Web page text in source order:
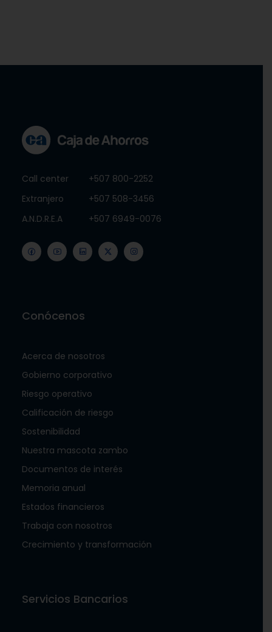
Call center
+507 800-2252
Extranjero
+507 508-3456
A.N.D.R.E.A
+507 6949-0076
Conócenos
Acerca de nosotros
Gobierno corporativo
Riesgo operativo
Calificación de riesgo
Sostenibilidad
Nuestra mascota zambo
Documentos de interés
Memoria anual
Estados financieros
Trabaja con nosotros
Crecimiento y transformación
Servicios Bancarios